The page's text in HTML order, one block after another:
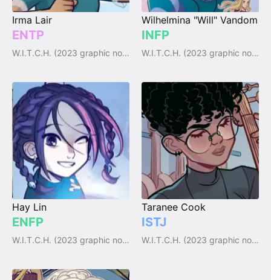
Irma Lair
ENTP
W.I.T.C.H. (2023 graphic novel)
Wilhelmina "Will" Vandom
INFP
W.I.T.C.H. (2023 graphic novel)
Hay Lin
ENFP
W.I.T.C.H. (2023 graphic novel)
Taranee Cook
ISTJ
W.I.T.C.H. (2023 graphic novel)